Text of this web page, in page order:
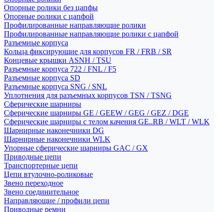
Опорные ролики без цапфы
Опорные ролики с цапфой
Профилированные направляющие ролики
Профилированные направляющие ролики с цапфой
Разъемные корпуса
Кольца фиксирующие для корпусов FR / FRB / SR
Концевые крышки ASNH / TSU
Разъемные корпуса 722 / FNL / F5
Разъемные корпуса SD
Разъемные корпуса SNG / SNL
Уплотнения для разъемных корпусов TSN / TSNG
Сферические шарниры
Сферические шарниры GE / GEEW / GEG / GEZ / DGE
Сферические шарниры с телом качения GE..RB / WLT / WLK
Шарнирные наконечники DG
Шарнирные наконечники WLK
Упорные сферические шарниры GAC / GX
Приводные цепи
Транспортерные цепи
Цепи втулочно-роликовые
Звено переходное
Звено соединительное
Направляющие / профили цепи
Приводные ремни